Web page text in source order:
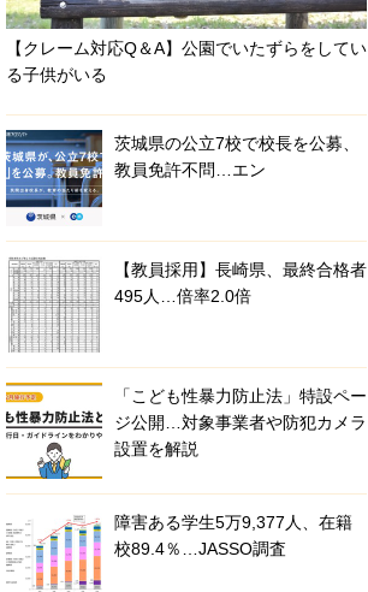
【クレーム対応Q＆A】公園でいたずらをしてい
る子供がいる
茨城県の公立7校で校長を公募、
教員免許不問…エン
【教員採用】長崎県、最終合格者
495人…倍率2.0倍
「こども性暴力防止法」特設ペー
ジ公開…対象事業者や防犯カメラ
設置を解説
障害ある学生5万9,377人、在籍
校89.4％…JASSO調査